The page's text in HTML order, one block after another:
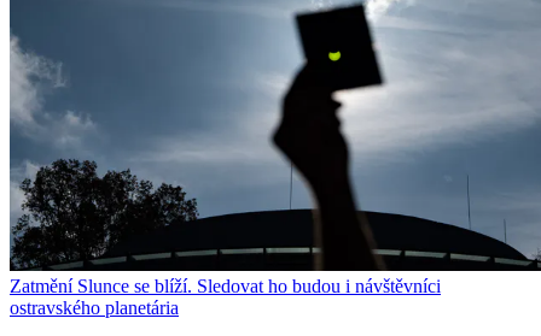
Zatmění Slunce se blíží. Sledovat ho budou i návštěvníci
ostravského planetária